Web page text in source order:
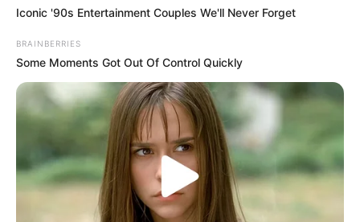
Iconic '90s Entertainment Couples We'll Never Forget
BRAINBERRIES
Some Moments Got Out Of Control Quickly